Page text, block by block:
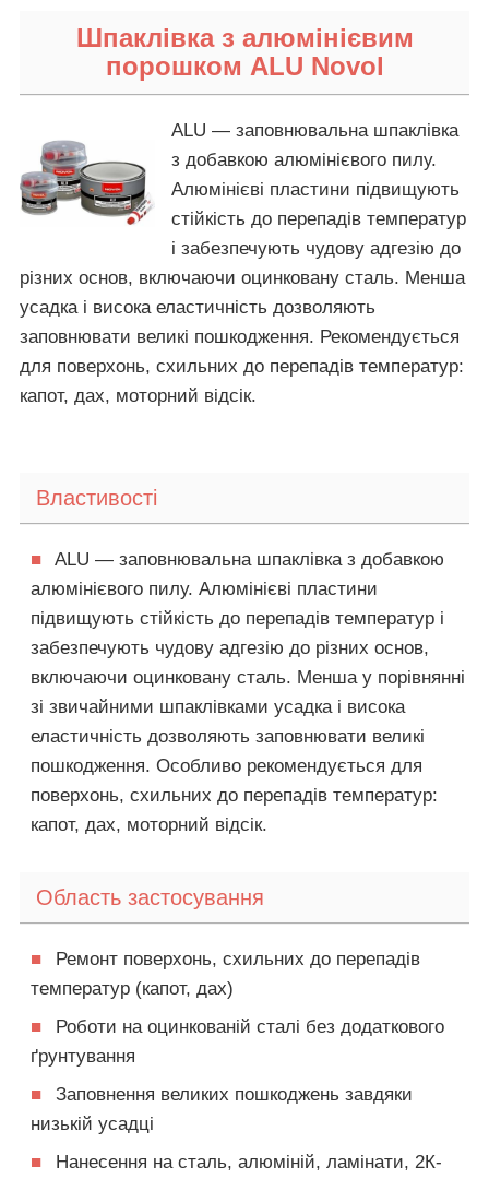
Шпаклівка з алюмінієвим
порошком ALU Novol
ALU — заповнювальна шпаклівка
з добавкою алюмінієвого пилу.
Алюмінієві пластини підвищують
стійкість до перепадів температур
і забезпечують чудову адгезію до
різних основ, включаючи оцинковану сталь. Менша
усадка і висока еластичність дозволяють
заповнювати великі пошкодження. Рекомендується
для поверхонь, схильних до перепадів температур:
капот, дах, моторний відсік.
Властивості
■
ALU — заповнювальна шпаклівка з добавкою
алюмінієвого пилу. Алюмінієві пластини
підвищують стійкість до перепадів температур і
забезпечують чудову адгезію до різних основ,
включаючи оцинковану сталь. Менша у порівнянні
зі звичайними шпаклівками усадка і висока
еластичність дозволяють заповнювати великі
пошкодження. Особливо рекомендується для
поверхонь, схильних до перепадів температур:
капот, дах, моторний відсік.
Область застосування
■
Ремонт поверхонь, схильних до перепадів
температур (капот, дах)
■
Роботи на оцинкованій сталі без додаткового
ґрунтування
■
Заповнення великих пошкоджень завдяки
низькій усадці
■
Нанесення на сталь, алюміній, ламінати, 2К-